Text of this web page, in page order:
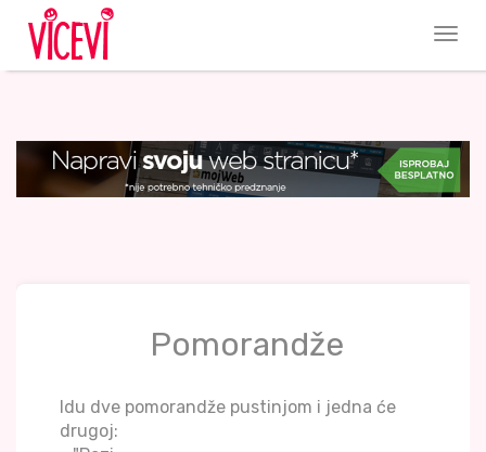
Pomorandže
Idu dve pomorandže pustinjom i jedna će
drugoj: